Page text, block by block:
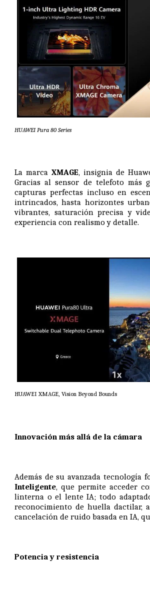
HUAWEI Pura 80 Series
La marca XMAGE, insignia de
Gracias al sensor de telefoto más
capturas perfectas incluso en
intrincados, hasta horizontes
vibrantes, saturación precisa y
experiencia con realismo y detalle.
HUAWEI XMAGE, Vision Beyond Bounds
Innovación más allá de la cámara
Además de su avanzada
Inteligente, que permite acceder
linterna o el lente IA; todo
reconocimiento de huella dactilar,
cancelación de ruido basada en IA,
Potencia y resistencia